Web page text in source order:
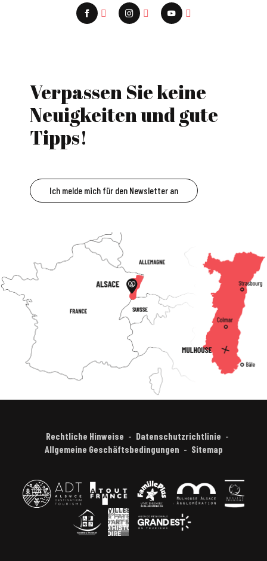
Verpassen Sie keine
Neuigkeiten und gute
Tipps!
Ich melde mich für den Newsletter an
Rechtliche Hinweise
Datenschutzrichtlinie
Allgemeine Geschäftsbedingungen
Sitemap